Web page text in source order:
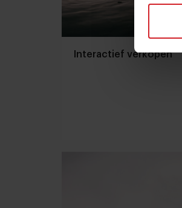
Interactief verkopen